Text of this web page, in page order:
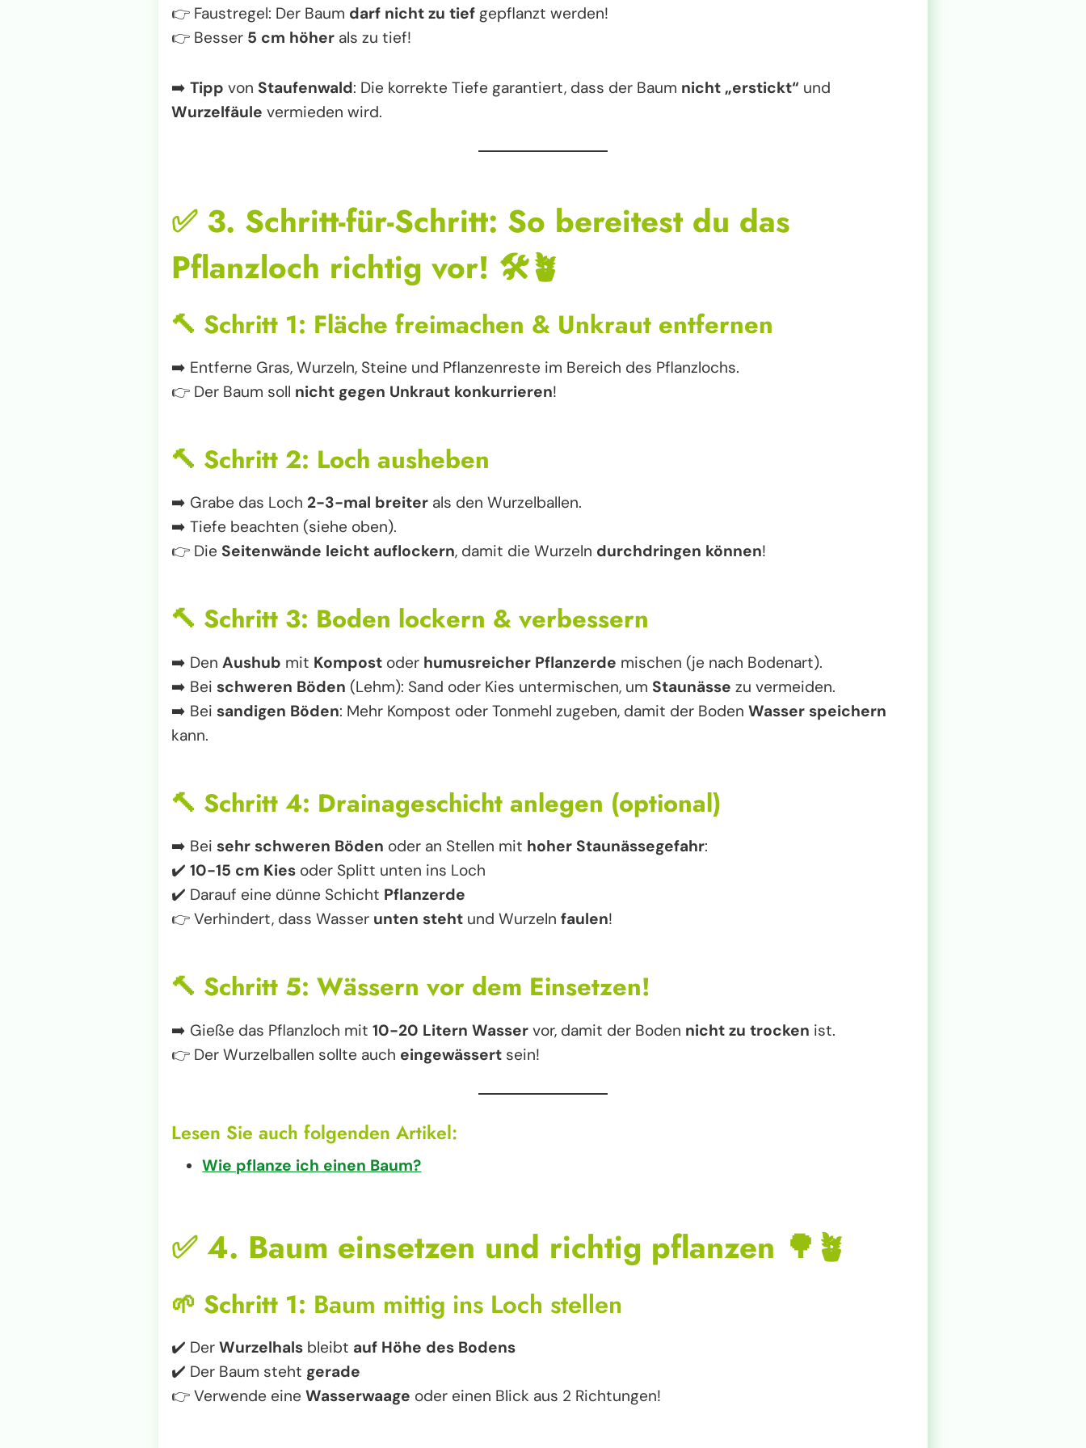
👉 Faustregel: Der Baum darf nicht zu tief gepflanzt werden!
👉 Besser 5 cm höher als zu tief!
➡️ Tipp von Staufenwald: Die korrekte Tiefe garantiert, dass der Baum nicht „erstickt“ und
Wurzelfäule vermieden wird.
✅ 3. Schritt-für-Schritt: So bereitest du das
Pflanzloch richtig vor! 🛠️🪴
🔨 Schritt 1: Fläche freimachen & Unkraut entfernen
➡️ Entferne Gras, Wurzeln, Steine und Pflanzenreste im Bereich des Pflanzlochs.
👉 Der Baum soll nicht gegen Unkraut konkurrieren!
🔨 Schritt 2: Loch ausheben
➡️ Grabe das Loch 2-3-mal breiter als den Wurzelballen.
➡️ Tiefe beachten (siehe oben).
👉 Die Seitenwände leicht auflockern, damit die Wurzeln durchdringen können!
🔨 Schritt 3: Boden lockern & verbessern
➡️ Den Aushub mit Kompost oder humusreicher Pflanzerde mischen (je nach Bodenart).
➡️ Bei schweren Böden (Lehm): Sand oder Kies untermischen, um Staunässe zu vermeiden.
➡️ Bei sandigen Böden: Mehr Kompost oder Tonmehl zugeben, damit der Boden Wasser speichern
kann.
🔨 Schritt 4: Drainageschicht anlegen (optional)
➡️ Bei sehr schweren Böden oder an Stellen mit hoher Staunässegefahr:
✔️ 10-15 cm Kies oder Splitt unten ins Loch
✔️ Darauf eine dünne Schicht Pflanzerde
👉 Verhindert, dass Wasser unten steht und Wurzeln faulen!
🔨 Schritt 5: Wässern vor dem Einsetzen!
➡️ Gieße das Pflanzloch mit 10-20 Litern Wasser vor, damit der Boden nicht zu trocken ist.
👉 Der Wurzelballen sollte auch eingewässert sein!
Lesen Sie auch folgenden Artikel:
Wie pflanze ich einen Baum?
✅ 4. Baum einsetzen und richtig pflanzen 🌳🪴
🌱 Schritt 1: Baum mittig ins Loch stellen
✔️ Der Wurzelhals bleibt auf Höhe des Bodens
✔️ Der Baum steht gerade
👉 Verwende eine Wasserwaage oder einen Blick aus 2 Richtungen!